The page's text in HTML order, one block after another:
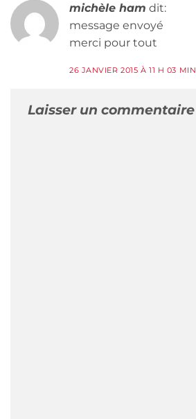
michèle ham dit:
message envoyé
merci pour tout
26 JANVIER 2015 À 11 H 03 MIN
Laisser un commentaire